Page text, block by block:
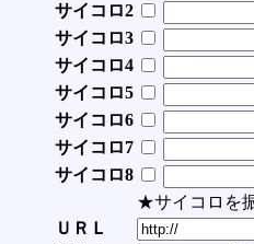
サイコロ2
サイコロ3
サイコロ4
サイコロ5
サイコロ6
サイコロ7
サイコロ8
★サイコロを
ＵＲＬ